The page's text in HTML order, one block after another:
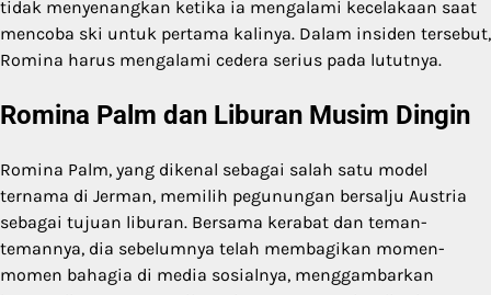
tidak menyenangkan ketika ia mengalami kecelakaan saat
mencoba ski untuk pertama kalinya. Dalam insiden tersebut,
Romina harus mengalami cedera serius pada lututnya.
Romina Palm dan Liburan Musim Dingin
Romina Palm, yang dikenal sebagai salah satu model
ternama di Jerman, memilih pegunungan bersalju Austria
sebagai tujuan liburan. Bersama kerabat dan teman-
temannya, dia sebelumnya telah membagikan momen-
momen bahagia di media sosialnya, menggambarkan